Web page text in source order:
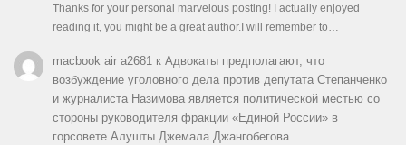
Thanks for your personal marvelous posting! I actually enjoyed
reading it, you might be a great author.I will remember to…
macbook air a2681к Адвокаты предполагают, что
возбуждение уголовного дела против депутата Степанченко
и журналиста Назимова является политической местью со
стороны руководителя фракции «Единой России» в
горсовете Алушты Джемала Джангобегова